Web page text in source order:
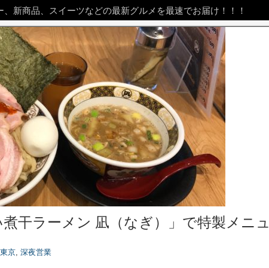
新商品、スイーツなどの最新グルメを最速でお届け！！！
干ラーメン 凪（なぎ）」で特製メニュ
東京, 深夜営業